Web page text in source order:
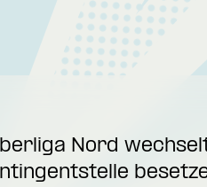
Nord